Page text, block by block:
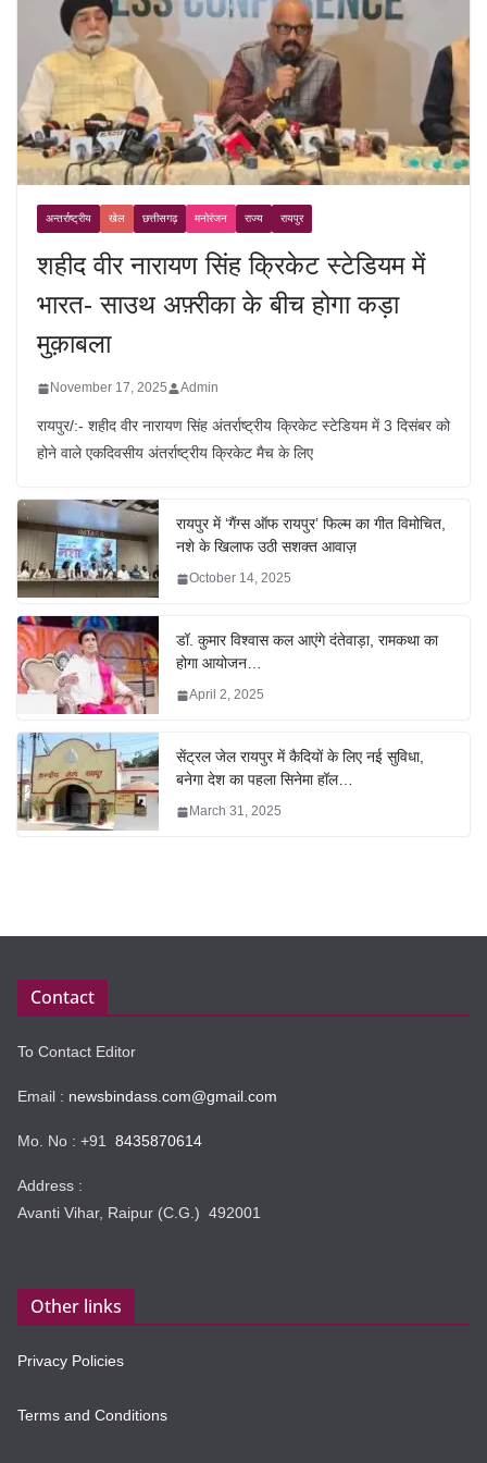
अन्तर्राष्ट्रीय खेल छत्तीसगढ़ मनोरंजन राज्य रायपुर
शहीद वीर नारायण सिंह क्रिकेट स्टेडियम में
भारत- साउथ अफ़्रीका के बीच होगा कड़ा
मुक़ाबला
November 17, 2025 Admin
रायपुर/:- शहीद वीर नारायण सिंह अंतर्राष्ट्रीय क्रिकेट स्टेडियम में 3 दिसंबर को
होने वाले एकदिवसीय अंतर्राष्ट्रीय क्रिकेट मैच के लिए
रायपुर में ‘गैंग्स ऑफ रायपुर’ फिल्म का गीत विमोचित,
नशे के खिलाफ उठी सशक्त आवाज़
October 14, 2025
डॉ. कुमार विश्वास कल आएंगे दंतेवाड़ा, रामकथा का
होगा आयोजन…
April 2, 2025
सेंट्रल जेल रायपुर में कैदियों के लिए नई सुविधा,
बनेगा देश का पहला सिनेमा हॉल…
March 31, 2025
Contact
To Contact Editor
Email : newsbindass.com@gmail.com
Mo. No : +91 8435870614
Address :
Avanti Vihar, Raipur (C.G.) 492001
Other links
Privacy Policies
Terms and Conditions